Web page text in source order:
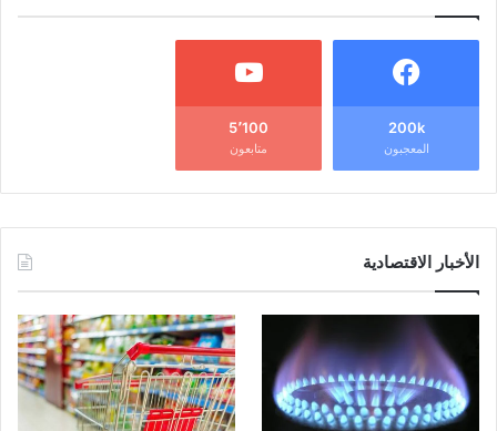
200k
المعجبون
5٬100
متابعون
الأخبار الاقتصادية